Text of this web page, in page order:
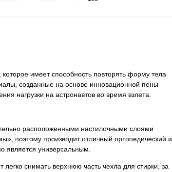
имеет способность повторять форму тела
созданные на основе инновационной пены
нагрузки на астронавтов во время взлета.
расположенными настилочными слоями
поэтому производит отличный ортопедический и
является универсальным.
снимать верхнюю часть чехла для стирки, за